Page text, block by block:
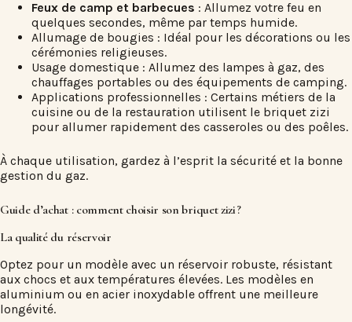
Feux de camp et barbecues : Allumez votre feu en
quelques secondes, même par temps humide.
Allumage de bougies : Idéal pour les décorations ou les
cérémonies religieuses.
Usage domestique : Allumez des lampes à gaz, des
chauffages portables ou des équipements de camping.
Applications professionnelles : Certains métiers de la
cuisine ou de la restauration utilisent le briquet zizi
pour allumer rapidement des casseroles ou des poêles.
À chaque utilisation, gardez à l’esprit la sécurité et la bonne
gestion du gaz.
Guide d’achat : comment choisir son briquet zizi ?
La qualité du réservoir
Optez pour un modèle avec un réservoir robuste, résistant
aux chocs et aux températures élevées. Les modèles en
aluminium ou en acier inoxydable offrent une meilleure
longévité.